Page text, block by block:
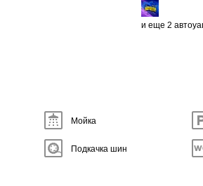
и еще 2
Мойка
Подкачка шин